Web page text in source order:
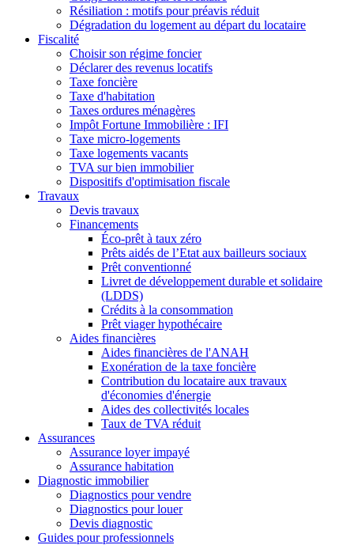
Résiliation : motifs pour préavis réduit
Dégradation du logement au départ du locataire
Fiscalité
Choisir son régime foncier
Déclarer des revenus locatifs
Taxe foncière
Taxe d'habitation
Taxes ordures ménagères
Impôt Fortune Immobilière : IFI
Taxe micro-logements
Taxe logements vacants
TVA sur bien immobilier
Dispositifs d'optimisation fiscale
Travaux
Devis travaux
Financements
Éco-prêt à taux zéro
Prêts aidés de l’Etat aux bailleurs sociaux
Prêt conventionné
Livret de développement durable et solidaire
(LDDS)
Crédits à la consommation
Prêt viager hypothécaire
Aides financières
Aides financières de l'ANAH
Exonération de la taxe foncière
Contribution du locataire aux travaux
d'économies d'énergie
Aides des collectivités locales
Taux de TVA réduit
Assurances
Assurance loyer impayé
Assurance habitation
Diagnostic immobilier
Diagnostics pour vendre
Diagnostics pour louer
Devis diagnostic
Guides pour professionnels